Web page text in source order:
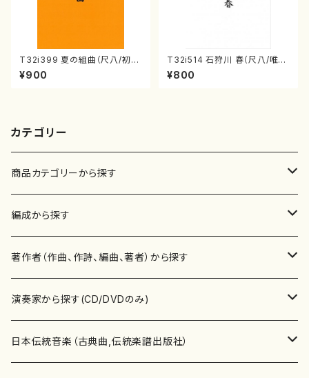
T32i399 夏の組曲（尺八/初代
山川園松/楽譜）都山流公刊楽譜
曲番:2104
¥900
T32i514 石狩川 春（尺八/唯是
震一/楽譜）都山no:2223
¥800
カテゴリー
商品カテゴリーから探す
楽譜
書籍
書籍
テキストブック
CD・DVD
チケット
編成から探す
邦楽器
箏・琴（ソロ）
箏・琴（合奏）
合唱
混声合唱
歌・声
著作者（作曲、作詩、編曲、著者）から探す
あ行
青木省三(アオキ ショウゾウ)
か行
演奏家から探す(CD/DVDのみ)
邦楽（箏、三味線、尺八等）演奏家
日本伝統音楽（古典曲,伝統楽譜出版社）